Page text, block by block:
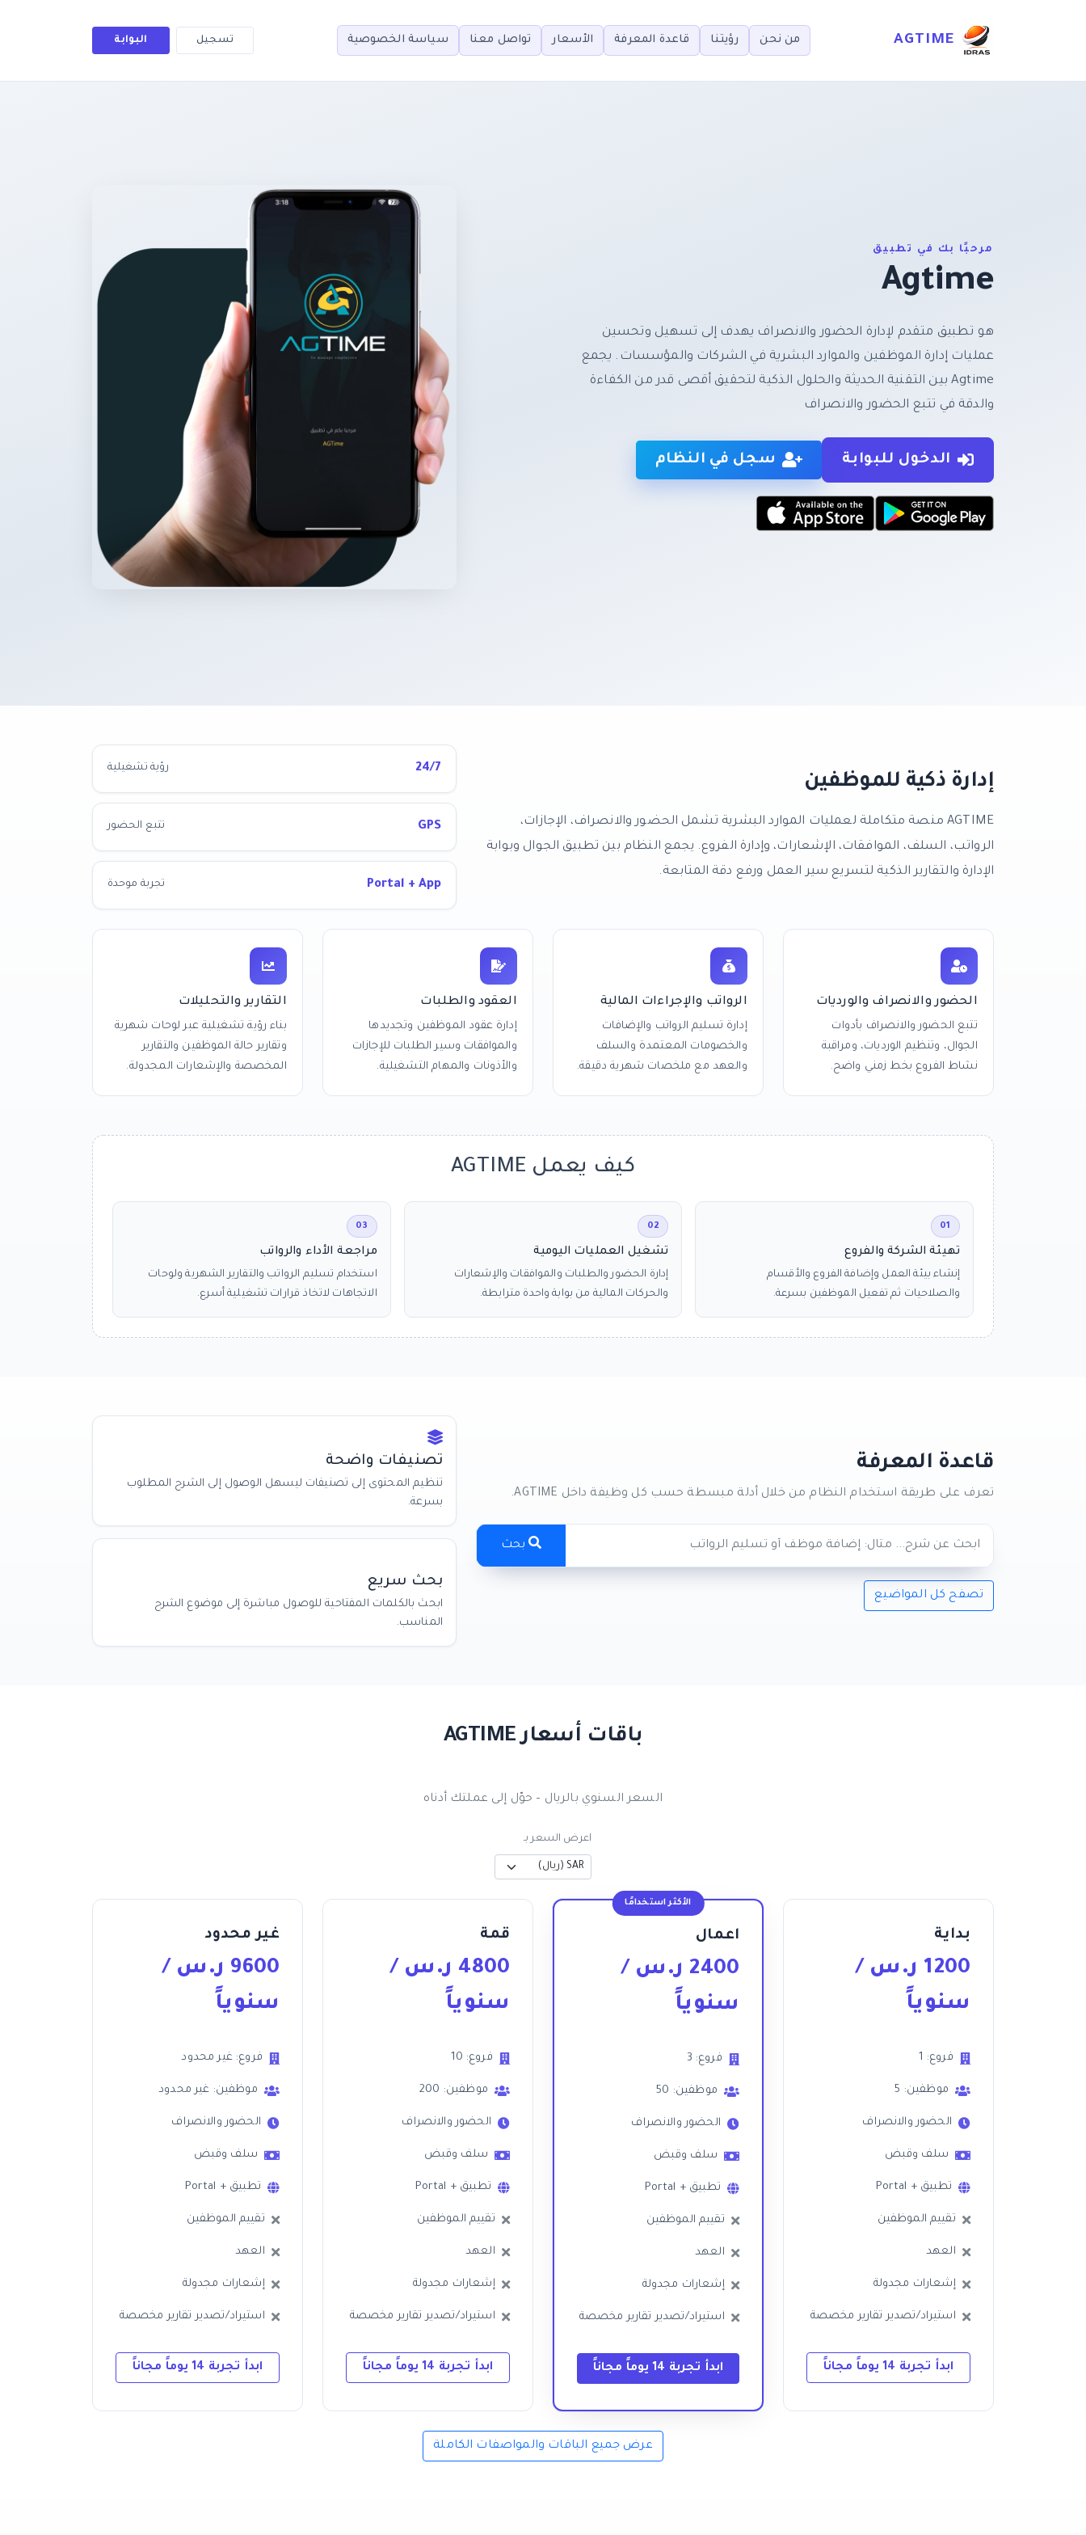
AGTIME من نحن رؤيتنا قاعدة المعرفة الأسعار تواصل معنا سياسة الخصوصية تسجيل البوابة
مرحبًا بك في تطبيق
Agtime
هو تطبيق متقدم لإدارة الحضور والانصراف يهدف إلى تسهيل وتحسين
عمليات إدارة الموظفين والموارد البشرية في الشركات والمؤسسات. يجمع
Agtime بين التقنية الحديثة والحلول الذكية لتحقيق أقصى قدر من الكفاءة
والدقة في تتبع الحضور والانصراف
الدخول للبوابة سجل في النظام
إدارة ذكية للموظفين
AGTIME منصة متكاملة لعمليات الموارد البشرية تشمل الحضور والانصراف، الإجازات،
الرواتب، السلف، الموافقات، الإشعارات، وإدارة الفروع. يجمع النظام بين تطبيق الجوال وبوابة
الإدارة والتقارير الذكية لتسريع سير العمل ورفع دقة المتابعة.
24/7 رؤية تشغيلية
GPS تتبع الحضور
Portal + App تجربة موحدة
الحضور والانصراف والورديات
تتبع الحضور والانصراف بأدوات
الجوال، وتنظيم الورديات، ومراقبة
نشاط الفروع بخط زمني واضح.
الرواتب والإجراءات المالية
إدارة تسليم الرواتب والإضافات
والخصومات المعتمدة والسلف
والعهد مع ملخصات شهرية دقيقة.
العقود والطلبات
إدارة عقود الموظفين وتجديدها
والموافقات وسير الطلبات للإجازات
والأذونات والمهام التشغيلية.
التقارير والتحليلات
بناء رؤية تشغيلية عبر لوحات شهرية
وتقارير حالة الموظفين والتقارير
المخصصة والإشعارات المجدولة.
كيف يعمل AGTIME
01
تهيئة الشركة والفروع
إنشاء بيئة العمل وإضافة الفروع والأقسام
والصلاحيات ثم تفعيل الموظفين بسرعة.
02
تشغيل العمليات اليومية
إدارة الحضور والطلبات والموافقات والإشعارات
والحركات المالية من بوابة واحدة مترابطة.
03
مراجعة الأداء والرواتب
استخدام تسليم الرواتب والتقارير الشهرية ولوحات
الاتجاهات لاتخاذ قرارات تشغيلية أسرع.
قاعدة المعرفة
تعرف على طريقة استخدام النظام من خلال أدلة مبسطة حسب كل وظيفة داخل AGTIME.
بحث
تصفح كل المواضيع
تصنيفات واضحة
تنظيم المحتوى إلى تصنيفات ليسهل الوصول إلى الشرح المطلوب
بسرعة.
بحث سريع
ابحث بالكلمات المفتاحية للوصول مباشرة إلى موضوع الشرح
المناسب.
باقات أسعار AGTIME
السعر السنوي بالريال – حوّل إلى عملتك أدناه
اعرض السعر بـ
بداية
1200 ر.س /
سنوياً
فروع: 1
موظفين: 5
الحضور والانصراف
سلف وقبض
تطبيق + Portal
تقييم الموظفين
العهد
إشعارات مجدولة
استيراد/تصدير تقارير مخصصة
ابدأ تجربة 14 يوماً مجاناً
الأكثر استخدامًا
اعمال
2400 ر.س /
سنوياً
فروع: 3
موظفين: 50
الحضور والانصراف
سلف وقبض
تطبيق + Portal
تقييم الموظفين
العهد
إشعارات مجدولة
استيراد/تصدير تقارير مخصصة
ابدأ تجربة 14 يوماً مجاناً
قمة
4800 ر.س /
سنوياً
فروع: 10
موظفين: 200
الحضور والانصراف
سلف وقبض
تطبيق + Portal
تقييم الموظفين
العهد
إشعارات مجدولة
استيراد/تصدير تقارير مخصصة
ابدأ تجربة 14 يوماً مجاناً
غير محدود
9600 ر.س /
سنوياً
فروع: غير محدود
موظفين: غير محدود
الحضور والانصراف
سلف وقبض
تطبيق + Portal
تقييم الموظفين
العهد
إشعارات مجدولة
استيراد/تصدير تقارير مخصصة
ابدأ تجربة 14 يوماً مجاناً
عرض جميع الباقات والمواصفات الكاملة